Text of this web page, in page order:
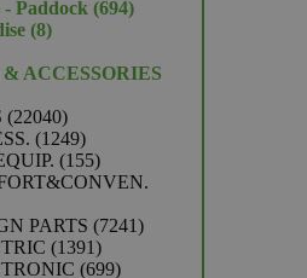
producten
Paddock 694694
88
ACCESSORIES
2204022040
producten
12491249
producten
155155
producten
PARTS 72417241
13911391
producten
699699